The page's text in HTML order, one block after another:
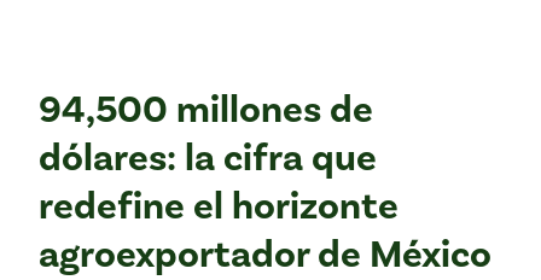
94,500 millones de
dólares: la cifra que
redefine el horizonte
agroexportador de México